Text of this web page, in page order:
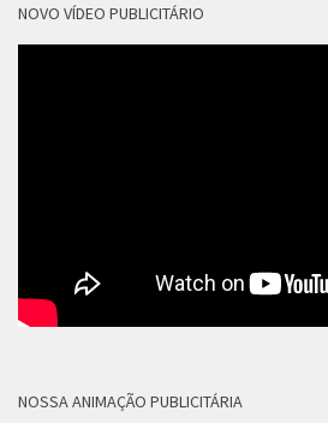
NOVO VÍDEO PUBLICITÁRIO
NOSSA ANIMAÇÃO PUBLICITÁRIA